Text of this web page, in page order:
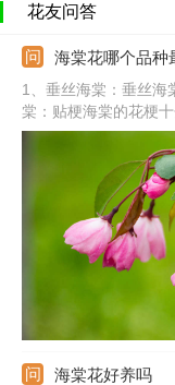
花友问答
海棠花哪个品种
1、垂丝海棠：垂丝海
棠：贴梗海棠的花梗
季海棠全年开花，花
海棠未开花前花色鲜
棠、钻石海棠、木瓜
海棠花好养吗